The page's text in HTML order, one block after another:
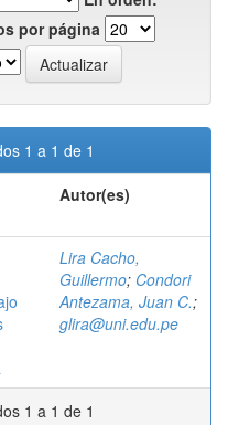
por página
1 a 1 de 1
Autor(es)
Lira Cacho,
Guillermo; Condori
Antezama, Juan C.;
glira@uni.edu.pe
1 a 1 de 1